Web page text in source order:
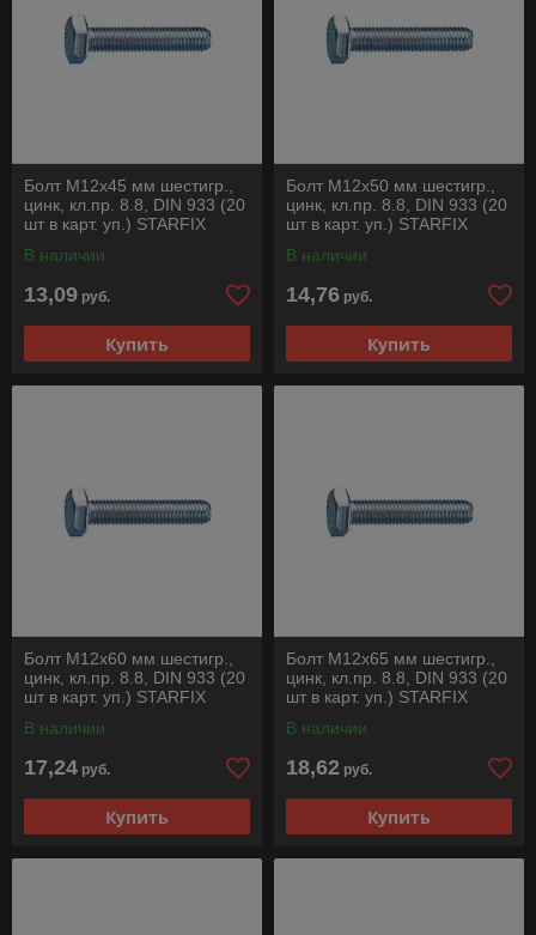
Болт М12х45 мм шестигр.,
цинк, кл.пр. 8.8, DIN 933 (20
шт в карт. уп.) STARFIX
В наличии
13,09 руб.
Купить
Болт М12х50 мм шестигр.,
цинк, кл.пр. 8.8, DIN 933 (20
шт в карт. уп.) STARFIX
В наличии
14,76 руб.
Купить
Болт М12х60 мм шестигр.,
цинк, кл.пр. 8.8, DIN 933 (20
шт в карт. уп.) STARFIX
В наличии
17,24 руб.
Купить
Болт М12х65 мм шестигр.,
цинк, кл.пр. 8.8, DIN 933 (20
шт в карт. уп.) STARFIX
В наличии
18,62 руб.
Купить